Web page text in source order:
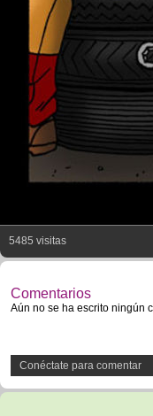
5485 visitas
Comentarios
Aún no se ha escrito ningún
Conéctate para comentar